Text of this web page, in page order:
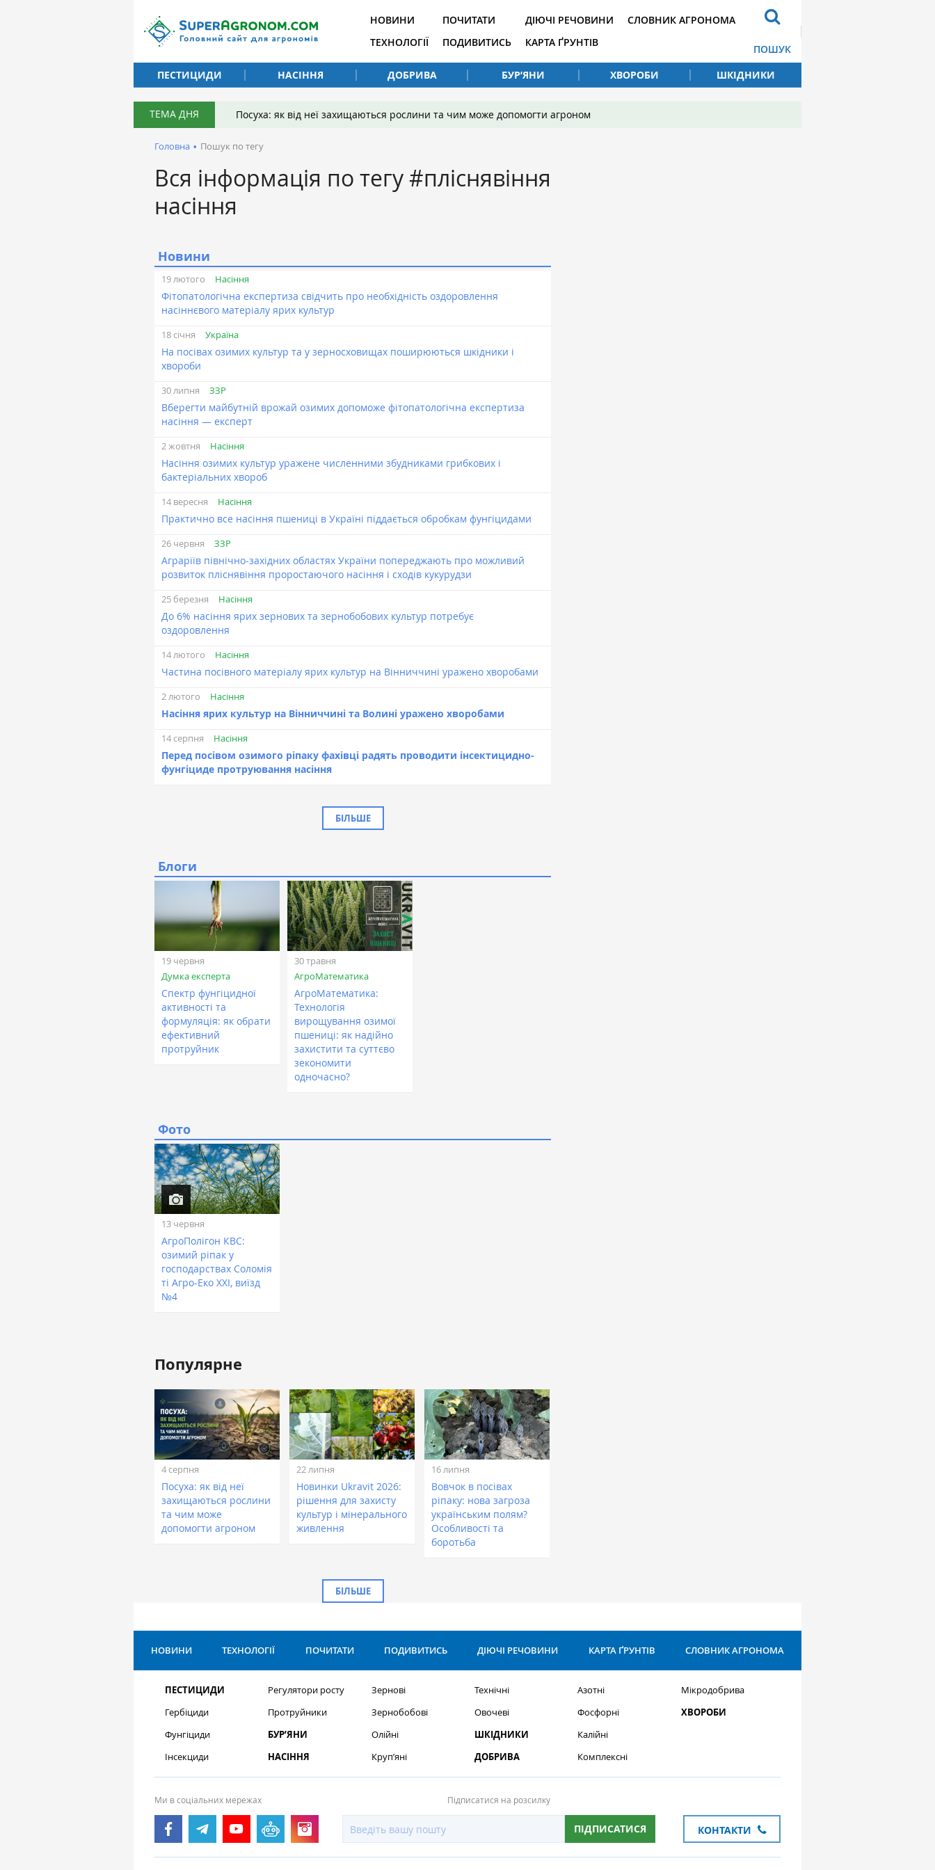
НОВИНИ
ТЕХНОЛОГІЇ
ПОЧИТАТИ
ПОДИВИТИСЬ
ДІЮЧІ РЕЧОВИНИ
КАРТА ҐРУНТІВ
СЛОВНИК АГРОНОМА
ПОШУК
ПЕСТИЦИДИ
НАСІННЯ ДОБРИВА БУР’ЯНИ ХВОРОБИ ШКІДНИКИ
ТЕМА ДНЯ Посуха: як від неї захищаються рослини та чим може допомогти агроном
Головна • Пошук по тегу
Вся інформація по тегу #пліснявіння
насіння
Новини
19 лютого Насіння
Фітопатологічна експертиза свідчить про необхідність оздоровлення
насіннєвого матеріалу ярих культур
18 січня Україна
На посівах озимих культур та у зерносховищах поширюються шкідники і
хвороби
30 липня ЗЗР
Вберегти майбутній врожай озимих допоможе фітопатологічна експертиза
насіння — експерт
2 жовтня Насіння
Насіння озимих культур уражене численними збудниками грибкових і
бактеріальних хвороб
14 вересня Насіння
Практично все насіння пшениці в Україні піддається обробкам фунгіцидами
26 червня ЗЗР
Аграріїв північно-західних областях України попереджають про можливий
розвиток пліснявіння проростаючого насіння і сходів кукурудзи
25 березня Насіння
До 6% насіння ярих зернових та зернобобових культур потребує
оздоровлення
14 лютого Насіння
Частина посівного матеріалу ярих культур на Вінниччині уражено хворобами
2 лютого Насіння
Насіння ярих культур на Вінниччині та Волині уражено хворобами
14 серпня Насіння
Перед посівом озимого ріпаку фахівці радять проводити інсектицидно-
фунгіциде протруювання насіння
БІЛЬШЕ
Блоги
19 червня
Думка експерта
Спектр фунгіцидної
активності та
формуляція: як обрати
ефективний
протруйник
30 травня
АгроМатематика
АгроМатематика:
Технологія
вирощування озимої
пшениці: як надійно
захистити та суттєво
зекономити
одночасно?
Фото
13 червня
АгроПолігон КВС:
озимий ріпак у
господарствах Соломія
ті Агро-Еко ХХІ, виїзд
№4
Популярне
4 серпня
Посуха: як від неї
захищаються рослини
та чим може
допомогти агроном
22 липня
Новинки Ukravit 2026:
рішення для захисту
культур і мінерального
живлення
16 липня
Вовчок в посівах
ріпаку: нова загроза
українським полям?
Особливості та
боротьба
БІЛЬШЕ
НОВИНИ ТЕХНОЛОГІЇ ПОЧИТАТИ ПОДИВИТИСЬ ДІЮЧІ РЕЧОВИНИ КАРТА ҐРУНТІВ СЛОВНИК АГРОНОМА
ПЕСТИЦИДИ
Гербіциди
Фунгіциди
Інсекциди
Регулятори росту
Протруйники
БУР’ЯНИ
НАСІННЯ
Зернові
Зернобобові
Олійні
Круп’яні
Технічні
Овочеві
ШКІДНИКИ
ДОБРИВА
Азотні
Фосфорні
Калійні
Комплексні
Мікродобрива
ХВОРОБИ
Ми в соціальних мережах Підписатися на розсилку
ПІДПИСАТИСЯ КОНТАКТИ